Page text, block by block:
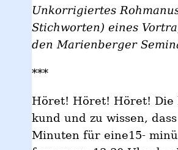
Unkorrigiertes
Stichworten) eines
den Marienberger
***
Höret! Höret! Höret! Die
kund und zu wissen,
Minuten für eine15-